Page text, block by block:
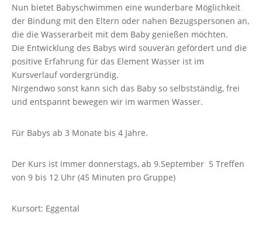
Nun bietet Babyschwimmen eine wunderbare Möglichkeit
der Bindung mit den Eltern oder nahen Bezugspersonen an,
die die Wasserarbeit mit dem Baby genießen möchten.
Die Entwicklung des Babys wird souverän gefördert und die
positive Erfahrung für das Element Wasser ist im
Kursverlauf vordergründig.
Nirgendwo sonst kann sich das Baby so selbstständig, frei
und entspannt bewegen wir im warmen Wasser.
Für Babys ab 3 Monate bis 4 Jahre.
Der Kurs ist immer donnerstags, ab 9.September 5 Treffen
von 9 bis 12 Uhr (45 Minuten pro Gruppe)
Kursort: Eggental